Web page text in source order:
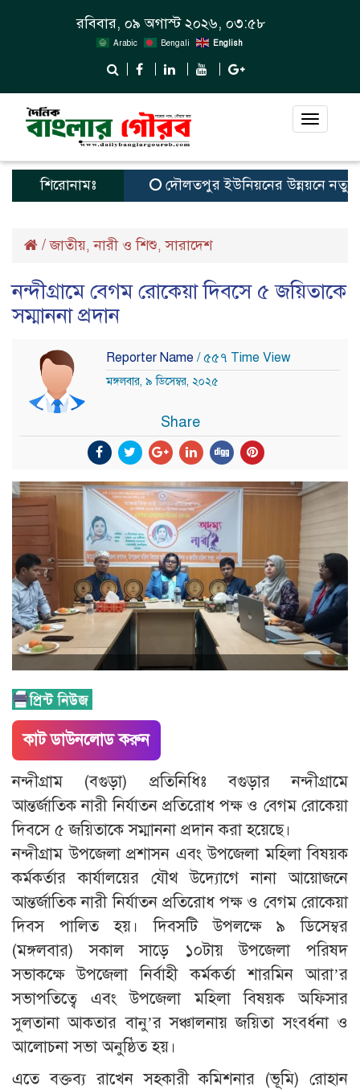
রবিবার, ০৯ অগাস্ট ২০২৬, ০৩:৫৮
Arabic Bengali English
Toggle
শিরোনামঃ দৌলতপুর ইউনিয়নের উন্নয়নে নতুন
/জাতীয়,নারী ও শিশু,সারাদেশ
নন্দীগ্রামে বেগম রোকেয়া দিবসে ৫ জয়িতাকে
সম্মাননা প্রদান
Reporter Name / ৫৫৭ Time View
মঙ্গলবার, ৯ ডিসেম্বর, ২০২৫
Share
কাট ডাউনলোড করুন
নন্দীগ্রাম (বগুড়া) প্রতিনিধিঃ বগুড়ার নন্দীগ্রামে
আন্তর্জাতিক নারী নির্যাতন প্রতিরোধ পক্ষ ও বেগম রোকেয়া
দিবসে ৫ জয়িতাকে সম্মাননা প্রদান করা হয়েছে।
নন্দীগ্রাম উপজেলা প্রশাসন এবং উপজেলা মহিলা বিষয়ক
কর্মকর্তার কার্যালয়ের যৌথ উদ্যোগে নানা আয়োজনে
আন্তর্জাতিক নারী নির্যাতন প্রতিরোধ পক্ষ ও বেগম রোকেয়া
দিবস পালিত হয়। দিবসটি উপলক্ষে ৯ ডিসেম্বর
(মঙ্গলবার) সকাল সাড়ে ১০টায় উপজেলা পরিষদ
সভাকক্ষে উপজেলা নির্বাহী কর্মকর্তা শারমিন আরা’র
সভাপতিত্বে এবং উপজেলা মহিলা বিষয়ক অফিসার
সুলতানা আকতার বানু’র সঞ্চালনায় জয়িতা সংবর্ধনা ও
আলোচনা সভা অনুষ্ঠিত হয়।
এতে বক্তব্য রাখেন সহকারী কমিশনার (ভূমি) রোহান